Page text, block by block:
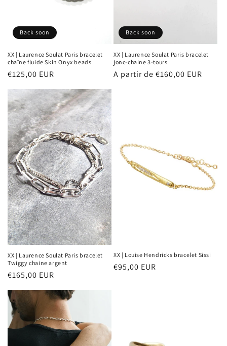
Back soon
XX | Laurence Soulat Paris bracelet
chaîne fluide Skin Onyx beads
Prix
€125,00 EUR
Back soon
XX | Laurence Soulat Paris bracelet
jonc-chaine 3-tours
Prix
A partir de €160,00 EUR
XX | Laurence Soulat Paris bracelet
Twiggy chaine argent
Prix
€165,00 EUR
XX | Louise Hendricks bracelet Sissi
Prix
€95,00 EUR